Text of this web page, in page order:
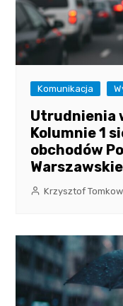
Komunikacja
Utrudnienia
Kolumnie 1
obchodów
Krzysztof